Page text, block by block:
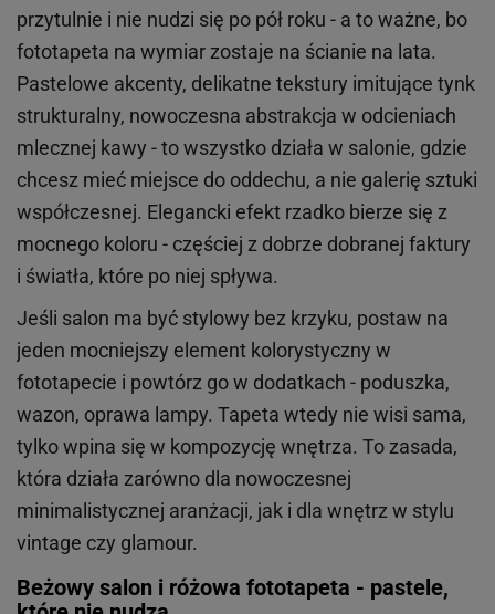
przytulnie i nie nudzi się po pół roku - a to ważne, bo
fototapeta na wymiar zostaje na ścianie na lata.
Pastelowe akcenty, delikatne tekstury imitujące tynk
strukturalny, nowoczesna abstrakcja w odcieniach
mlecznej kawy - to wszystko działa w salonie, gdzie
chcesz mieć miejsce do oddechu, a nie galerię sztuki
współczesnej. Elegancki efekt rzadko bierze się z
mocnego koloru - częściej z dobrze dobranej faktury
i światła, które po niej spływa.
Jeśli salon ma być stylowy bez krzyku, postaw na
jeden mocniejszy element kolorystyczny w
fototapecie i powtórz go w dodatkach - poduszka,
wazon, oprawa lampy. Tapeta wtedy nie wisi sama,
tylko wpina się w kompozycję wnętrza. To zasada,
która działa zarówno dla nowoczesnej
minimalistycznej aranżacji, jak i dla wnętrz w stylu
vintage czy glamour.
Beżowy salon i różowa fototapeta - pastele,